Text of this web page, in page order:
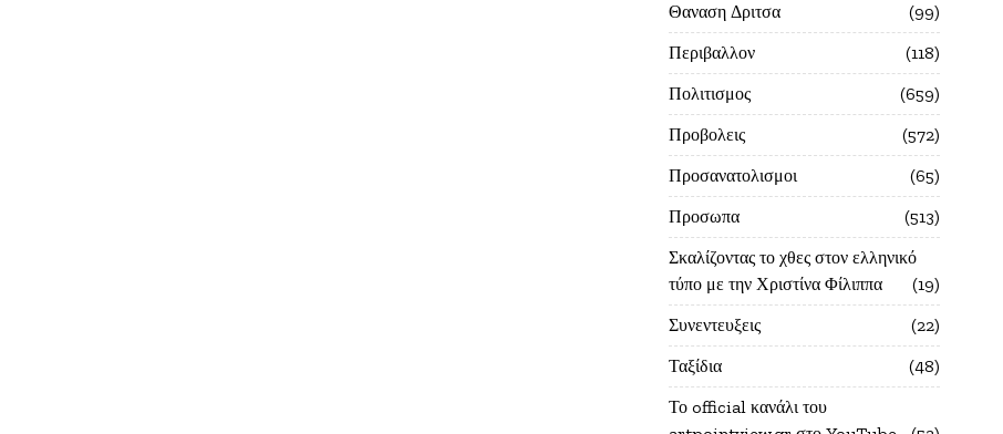
Θαναση Δριτσα
99
Περιβαλλον
118
Πολιτισμος
659
Προβολεις
572
Προσανατολισμοι
65
Προσωπα
513
Σκαλίζοντας το χθες στον ελληνικό
τύπο με την Χριστίνα Φίλιππα
19
Συνεντευξεις
22
Ταξίδια
48
Το official κανάλι του